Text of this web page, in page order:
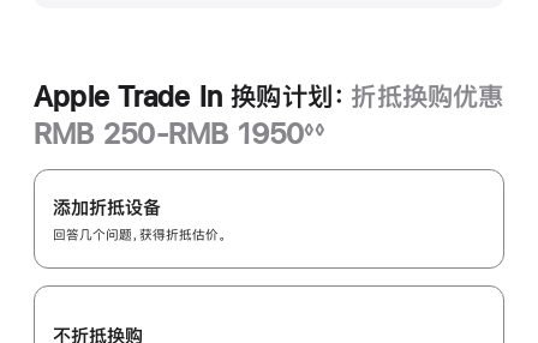
Apple Trade In 换购计划： 折抵换购优惠
RMB 250-RMB 1950
注
◊◊
Apple
Trade
换
购
添加折抵设备
回答几个问题，获得折抵估价。
不折抵换购